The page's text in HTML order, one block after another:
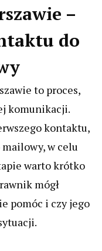
–
do
to proces,
komunikacji.
kontaktu,
w celu
warto krótko
mógł
pomóc i czy jego